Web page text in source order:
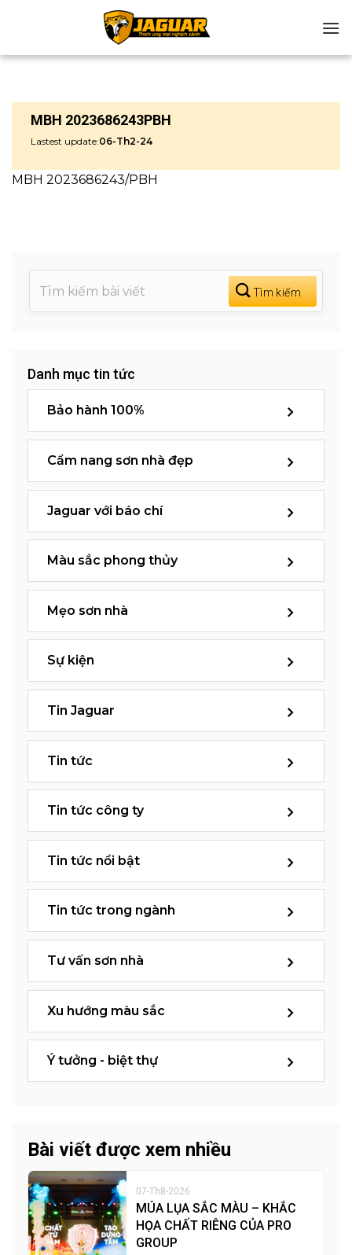
MBH 2023686243PBH
Lastest update:06-Th2-24
MBH 2023686243/PBH
Danh mục tin tức
Bảo hành 100%
Cẩm nang sơn nhà đẹp
Jaguar với báo chí
Màu sắc phong thủy
Mẹo sơn nhà
Sự kiện
Tin Jaguar
Tin tức
Tin tức công ty
Tin tức nổi bật
Tin tức trong ngành
Tư vấn sơn nhà
Xu hướng màu sắc
Ý tưởng - biệt thự
Bài viết được xem nhiều
07-Th8-2026
MÚA LỤA SẮC MÀU – KHẮC
HỌA CHẤT RIÊNG CỦA PRO
GROUP